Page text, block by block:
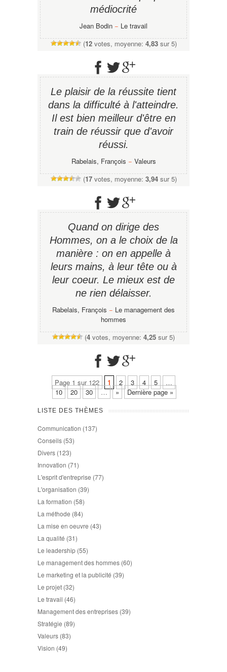
médiocrité
Jean Bodin − Le travail
(12votes, moyenne: 4,83sur 5)
Le plaisir de la réussite tient
dans la difficulté à l'atteindre.
Il est bien meilleur d'être en
train de réussir que d'avoir
réussi.
Rabelais, François − Valeurs
(17votes, moyenne: 3,94sur 5)
Quand on dirige des
Hommes, on a le choix de la
manière : on en appelle à
leurs mains, à leur tête ou à
leur coeur. Le mieux est de
ne rien délaisser.
Rabelais, François − Le management des
hommes
(4 votes, moyenne: 4,25 sur 5)
Page 1 sur 122 1 2 3 4 5
…
10
20 30 … » Dernière page »
LISTE DES THÈMES
Communication (137)
Conseils (53)
Divers (123)
Innovation (71)
L'esprit d'entreprise (77)
L'organisation (39)
La formation (58)
La méthode (84)
La mise en oeuvre (43)
La qualité (31)
Le leadership (55)
Le management des hommes (60)
Le marketing et la publicité (39)
Le projet (32)
Le travail (46)
Management des entreprises (39)
Stratégie (89)
Valeurs (83)
Vision (49)